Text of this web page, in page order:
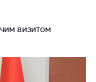
визитом